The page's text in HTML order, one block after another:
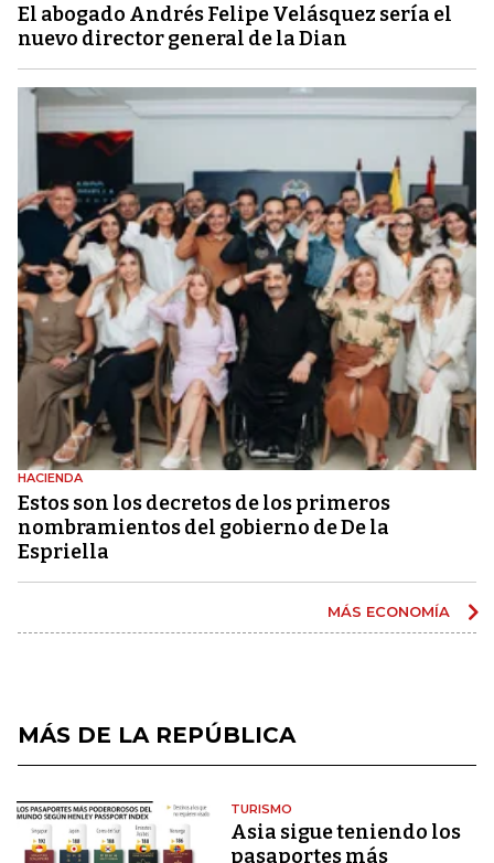
El abogado Andrés Felipe Velásquez sería el
nuevo director general de la Dian
HACIENDA
Estos son los decretos de los primeros
nombramientos del gobierno de De la
Espriella
MÁS ECONOMÍA
MÁS DE LA REPÚBLICA
TURISMO
Asia sigue teniendo los
pasaportes más